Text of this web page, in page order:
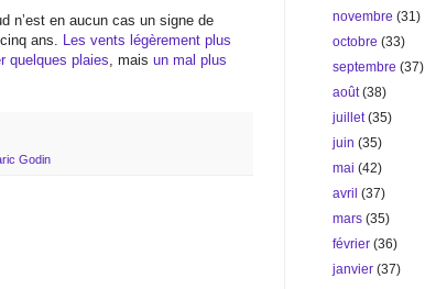
n’est en aucun cas un signe de
ans. Les vents légèrement plus
quelques plaies , mais un mal plus
Godin
novembre(31)
octobre(33)
septembre(37)
août(38)
juillet(35)
juin(35)
mai(42)
avril(37)
mars(35)
février(36)
janvier(37)